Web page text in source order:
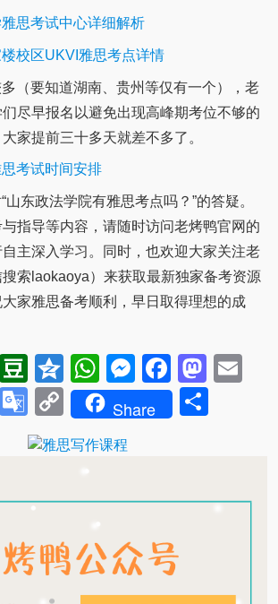
思考试中心详细解析
校区UKVI雅思考点详情
（要知道湖南、贵州等仅有一个），老
尽早报名以避免出现高峰期考位不够的
家提前三十多天就差不多了。
考试时间安排
山东政法学院有雅思考点吗？”的答疑。
指导等内容，请随时访问老烤鸭官网的
主深入学习。同时，也欢迎大家关注老
索laokaoya）来获取最新独家备考资源
家雅思备考顺利，早日取得理想的成
SinaDouban
QzoneWhatsApp
Messenger
Telegram
Google
Translate
Copy
Link
Share